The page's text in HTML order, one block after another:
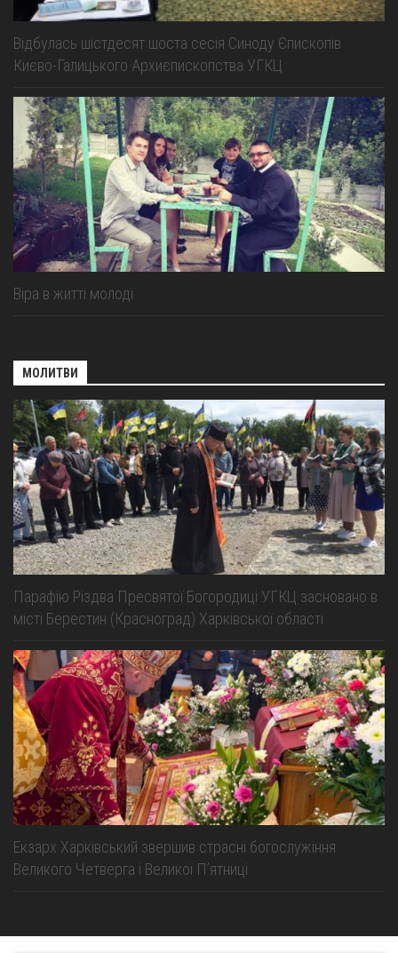
Відбулась шістдесят шоста сесія Синоду Єпископів
Києво-Галицького Архиєпископства УГКЦ
Віра в житті молоді
МОЛИТВИ
Парафію Різдва Пресвятої Богородиці УГКЦ засновано в
місті Берестин (Красноград) Харківської області
Екзарх Харківський звершив страсні богослужіння
Великого Четверга і Великої Пʼятниці